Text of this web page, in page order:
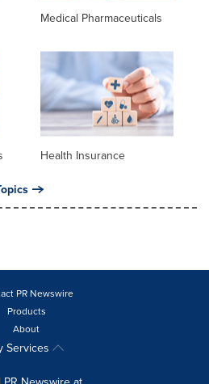
Medical Pharmaceuticals
Health Insurance
PR Newswire
Products
About
Services